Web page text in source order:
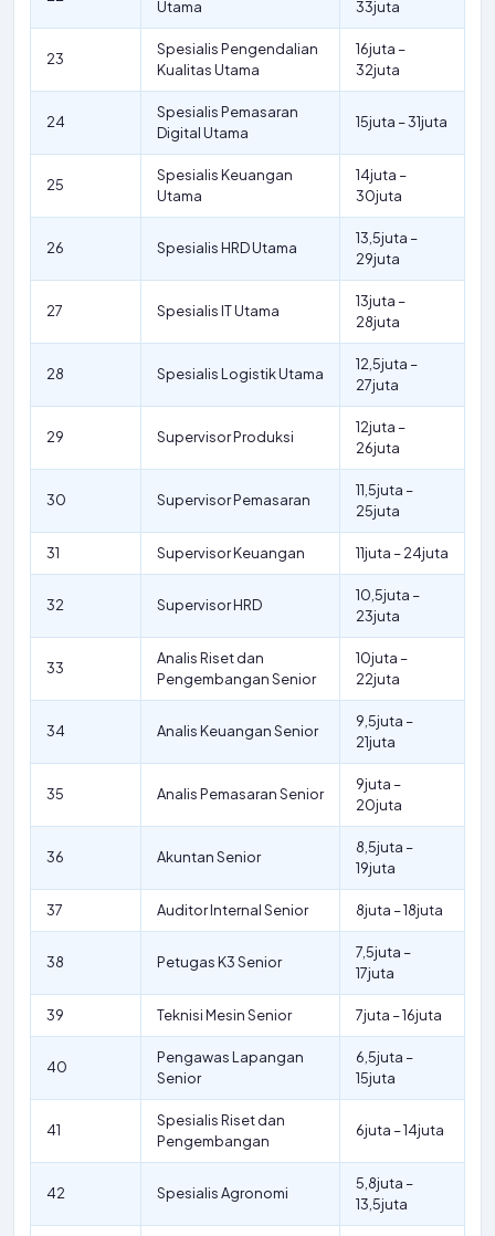
Utama 33juta
23
Spesialis Pengendalian
Kualitas Utama
16juta –
32juta
24
Spesialis Pemasaran
Digital Utama
15juta – 31juta
25
Spesialis Keuangan
Utama
14juta –
30juta
26 Spesialis HRD Utama
13,5juta –
29juta
27 Spesialis IT Utama
13juta –
28juta
28 Spesialis Logistik Utama
12,5juta –
27juta
29 Supervisor Produksi
12juta –
26juta
30 Supervisor Pemasaran
11,5juta –
25juta
31 Supervisor Keuangan 11juta – 24juta
32 Supervisor HRD
10,5juta –
23juta
33
Analis Riset dan
Pengembangan Senior
10juta –
22juta
34 Analis Keuangan Senior
9,5juta –
21juta
35 Analis Pemasaran Senior
9juta –
20juta
36 Akuntan Senior
8,5juta –
19juta
37 Auditor Internal Senior 8juta – 18juta
38 Petugas K3 Senior
7,5juta –
17juta
39 Teknisi Mesin Senior 7juta – 16juta
40
Pengawas Lapangan
Senior
6,5juta –
15juta
41
Spesialis Riset dan
Pengembangan
6juta – 14juta
42 Spesialis Agronomi
5,8juta –
13,5juta